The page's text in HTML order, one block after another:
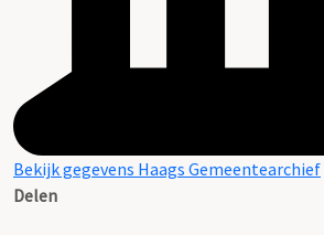
Bekijk gegevens Haags Gemeentearchief
Delen